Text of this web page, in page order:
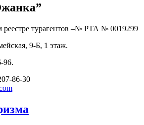
реестре турагентов –№ РТА № 0019299
9-Б, 1 этаж.
96.
86-30